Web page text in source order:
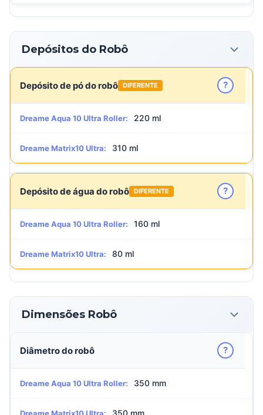
Depósitos do Robô
Depósito de pó do robô DIFERENTE ?
Dreame Aqua 10 Ultra Roller: 220 ml
Dreame Matrix10 Ultra: 310 ml
Depósito de água do robô DIFERENTE ?
Dreame Aqua 10 Ultra Roller: 160 ml
Dreame Matrix10 Ultra: 80 ml
Dimensões Robô
Diâmetro do robô ?
Dreame Aqua 10 Ultra Roller: 350 mm
350 mm